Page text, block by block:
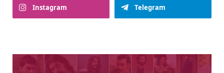
Instagram Telegram